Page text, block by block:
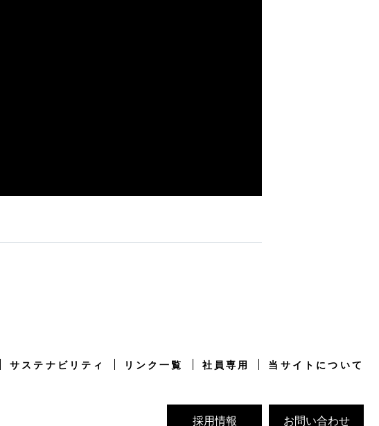
サステナビリティ リンク一覧 社員専用 当サイトについて
採用情報 お問い合わせ